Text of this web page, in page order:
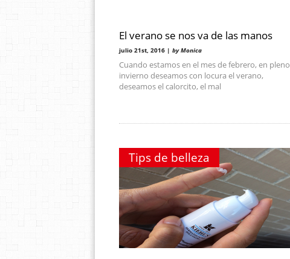
El verano se nos va de las manos
julio 21st, 2016 | by Monica
Cuando estamos en el mes de febrero, en pleno
invierno deseamos con locura el verano,
deseamos el calorcito, el mal
Tips de belleza